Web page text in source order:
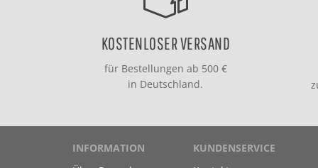
KOSTENLOSER VERSAND
für Bestellungen ab 500 €
in Deutschland.
INFORMATION
KUNDENSERVICE